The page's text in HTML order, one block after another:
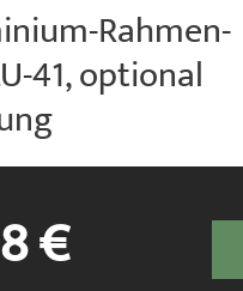
Rahmen-
41, optional
€